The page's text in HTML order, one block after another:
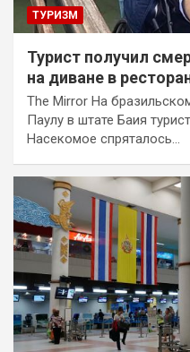
ТУРИЗМ
Турист получил
на диване в
The Mirror На
Паулу в штате Баия
Насекомое спряталось…